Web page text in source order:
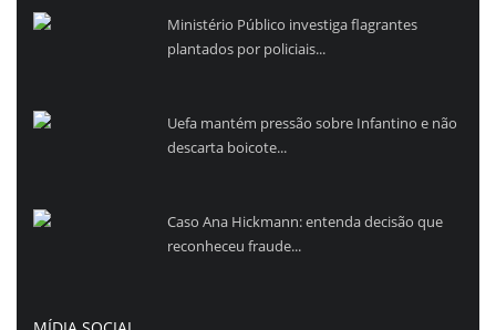
Ministério Público investiga flagrantes
plantados por policiais...
Uefa mantém pressão sobre Infantino e não
descarta boicote...
Caso Ana Hickmann: entenda decisão que
reconheceu fraude...